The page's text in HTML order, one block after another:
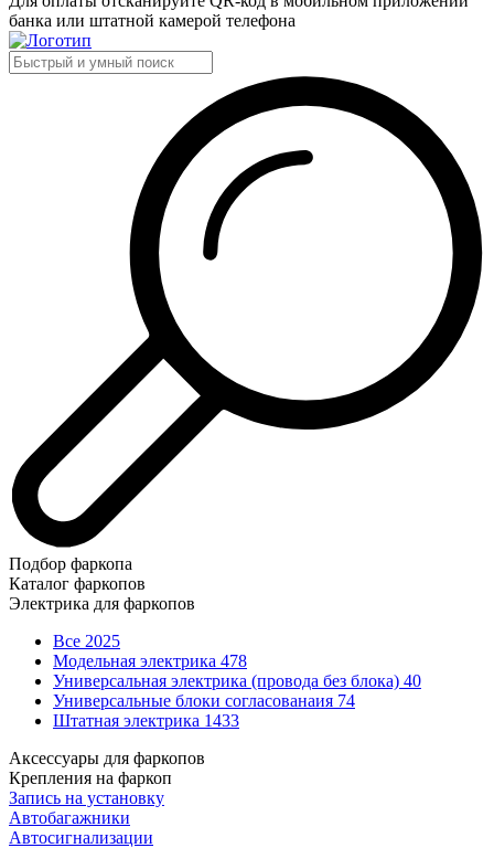
банка или штатной камерой телефона
Подбор фаркопа
Каталог фаркопов
Электрика для фаркопов
Все 2025
Модельная электрика 478
Универсальная электрика (провода без блока) 40
Универсальные блоки согласованаия 74
Штатная электрика 1433
Аксессуары для фаркопов
Крепления на фаркоп
Запись на установку
Автобагажники
Автосигнализации